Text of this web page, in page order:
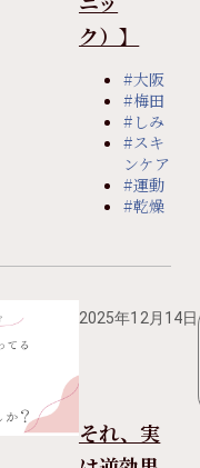
ク）】
#大阪
#梅田
#しみ
#スキ
ンケア
#運動
#乾燥
2025年12月14日
それ、実